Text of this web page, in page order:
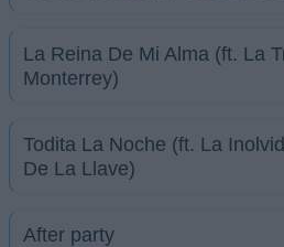
La Reina De Mi Alma (ft. La
Monterrey)
Todita La Noche (ft. La
De La Llave)
After party